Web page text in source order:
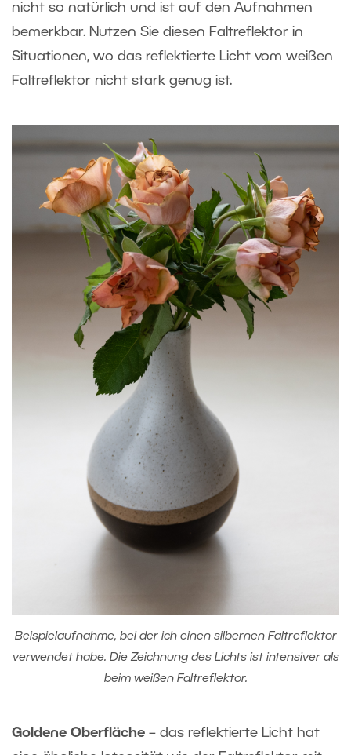
nicht so natürlich und ist auf den Aufnahmen
bemerkbar. Nutzen Sie diesen Faltreflektor in
Situationen, wo das reflektierte Licht vom weißen
Faltreflektor nicht stark genug ist.
Beispielaufnahme, bei der ich einen silbernen Faltreflektor
verwendet habe. Die Zeichnung des Lichts ist intensiver als
beim weißen Faltreflektor.
Goldene Oberfläche – das reflektierte Licht hat